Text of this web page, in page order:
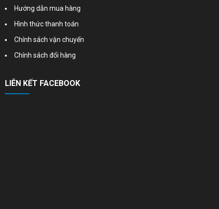
Hướng dẫn mua hàng
Hình thức thanh toán
Chính sách vận chuyển
Chính sách đổi hàng
LIÊN KẾT FACEBOOK